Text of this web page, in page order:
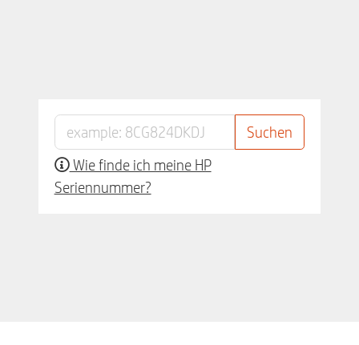
Wie finde ich meine HP
Seriennummer?